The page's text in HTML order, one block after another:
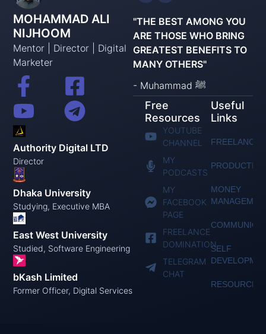
MOHAMMAD ALI
NIJHOOM
Mentor | Director | Digital
Marketer
Authority Digital LTD
Director
Dhaka University
Studying, Executive MBA
East West University
Studied, Software Engineering
bKash Limited
Former Officer, Digital Services
"THE BEST AMONG YOU
ARE THOSE WHO BRING
GREATEST BENEFITS TO
MANY OTHERS"
- Muhammad ﷺ
Free
Resources
YOUTUBE
CHANNEL
MY
PODCASTS
MY
FACEBOOK
PAGE
FREELANCE
DOMINATION
TELEGRAM
CHAT
Useful
Links
MONEY
SELF
RESOURCES